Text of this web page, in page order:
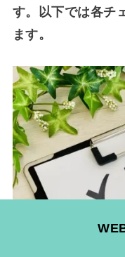
す。以下では各チ
ます。